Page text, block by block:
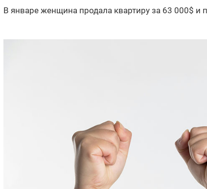
В январе женщина продала квартиру за 63 000$